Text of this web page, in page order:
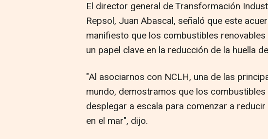
El director general de Transformación
Repsol, Juan Abascal, señaló que este
manifiesto que los combustibles
un papel clave en la reducción de la huella
"Al asociarnos con NCLH, una de las
mundo, demostramos que los
desplegar a escala para comenzar a
en el mar", dijo.